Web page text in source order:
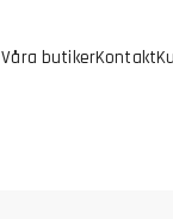
Våra butikerKontakt